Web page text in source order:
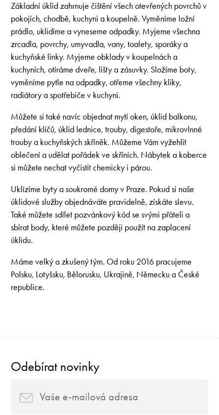
Základní úklid zahrnuje čištění všech otevřených povrchů v
pokojích, chodbě, kuchyni a koupelně. Vyměníme ložní
prádlo, uklidíme a vyneseme odpadky. Myjeme všechna
zrcadla, povrchy, umyvadla, vany, toalety, sporáky a
kuchyňské linky. Myjeme obklady v koupelnách a
kuchyních, otíráme dveře, lišty a zásuvky. Složíme boty,
vyměníme pytle na odpadky, otřeme všechny kliky,
radiátory a spotřebiče v kuchyni.
Můžete si také navíc objednat mytí oken, úklid balkonu,
předání klíčů, úklid lednice, trouby, digestoře, mikrovlnné
trouby a kuchyňských skříněk. Můžeme Vám vyžehlit
oblečení a udělat pořádek ve skříních. Nábytek a koberce
si můžete nechat vyčistit chemicky i párou.
Uklízíme byty a soukromé domy v Praze. Pokud si naše
úklidové služby objednáváte pravidelně, získáte slevu.
Také můžete sdílet pozvánkový kód se svými přáteli a
sbírat body, které můžete později použít na zaplacení
úklidu.
Máme velký a zkušený tým. Od roku 2016 pracujeme
Polsku, Lotyšsku, Bělorusku, Ukrajině, Německu a České
republice.
Odebírat novinky